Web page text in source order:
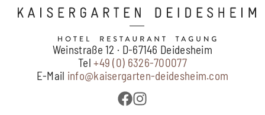
Weinstraße 12 · D-67146 Deidesheim
Tel+49 (0) 6326-700077
E-Mail info@kaisergarten-deidesheim.com